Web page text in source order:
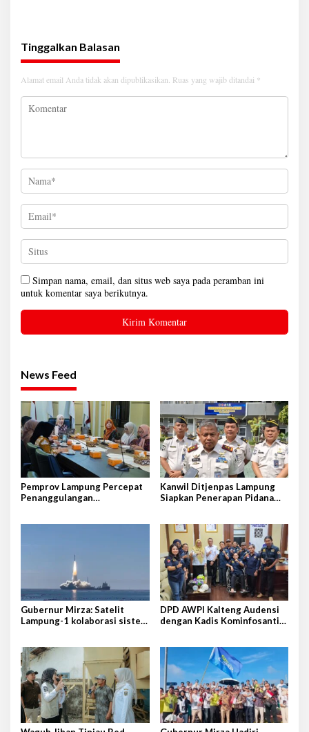
Tinggalkan Balasan
Alamat email Anda tidak akan dipublikasikan. Ruas yang wajib ditandai *
Simpan nama, email, dan situs web saya pada peramban ini
untuk komentar saya berikutnya.
News Feed
Pemprov Lampung Percepat
Penanggulangan
Kanwil Ditjenpas Lampung
Siapkan Penerapan Pidana
Gubernur Mirza: Satelit
Lampung-1 kolaborasi sister
DPD AWPI Kalteng Audensi
dengan Kadis Kominfosantik
Indonesia